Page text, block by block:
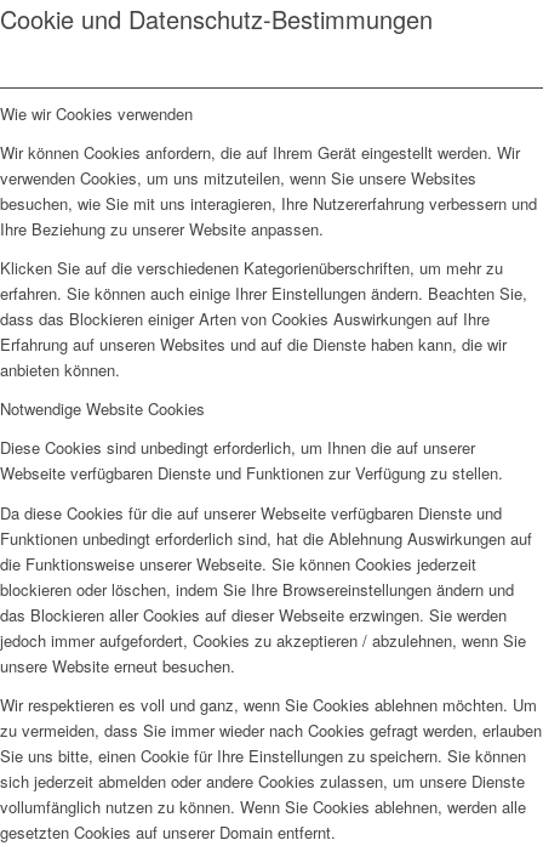
Cookie und Datenschutz-Bestimmungen
Wie wir Cookies verwenden
Wir können Cookies anfordern, die auf Ihrem Gerät eingestellt werden. Wir
verwenden Cookies, um uns mitzuteilen, wenn Sie unsere Websites
besuchen, wie Sie mit uns interagieren, Ihre Nutzererfahrung verbessern und
Ihre Beziehung zu unserer Website anpassen.
Klicken Sie auf die verschiedenen Kategorienüberschriften, um mehr zu
erfahren. Sie können auch einige Ihrer Einstellungen ändern. Beachten Sie,
dass das Blockieren einiger Arten von Cookies Auswirkungen auf Ihre
Erfahrung auf unseren Websites und auf die Dienste haben kann, die wir
anbieten können.
Notwendige Website Cookies
Diese Cookies sind unbedingt erforderlich, um Ihnen die auf unserer
Webseite verfügbaren Dienste und Funktionen zur Verfügung zu stellen.
Da diese Cookies für die auf unserer Webseite verfügbaren Dienste und
Funktionen unbedingt erforderlich sind, hat die Ablehnung Auswirkungen auf
die Funktionsweise unserer Webseite. Sie können Cookies jederzeit
blockieren oder löschen, indem Sie Ihre Browsereinstellungen ändern und
das Blockieren aller Cookies auf dieser Webseite erzwingen. Sie werden
jedoch immer aufgefordert, Cookies zu akzeptieren / abzulehnen, wenn Sie
unsere Website erneut besuchen.
Wir respektieren es voll und ganz, wenn Sie Cookies ablehnen möchten. Um
zu vermeiden, dass Sie immer wieder nach Cookies gefragt werden, erlauben
Sie uns bitte, einen Cookie für Ihre Einstellungen zu speichern. Sie können
sich jederzeit abmelden oder andere Cookies zulassen, um unsere Dienste
vollumfänglich nutzen zu können. Wenn Sie Cookies ablehnen, werden alle
gesetzten Cookies auf unserer Domain entfernt.